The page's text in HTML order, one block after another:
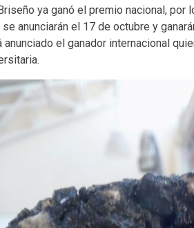
ya ganó el premio nacional,
anunciarán el 17 de octubre y
el ganador internacional